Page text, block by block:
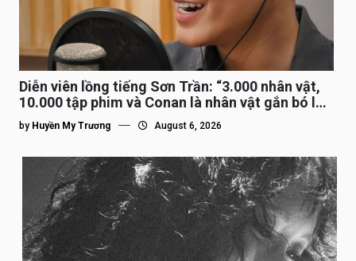
Diễn viên lồng tiếng Sơn Trần: “3.000 nhân vật,
10.000 tập phim và Conan là nhân vật gắn bó lâu
nhất”
by Huyền My Trương August 6, 2026